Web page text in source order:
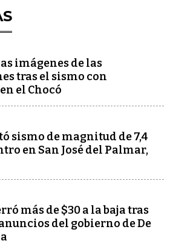
imágenes de las
tras el sismo con
el Chocó
sismo de magnitud de 7,4
en San José del Palmar,
más de $30 a la baja tras
del gobierno de De